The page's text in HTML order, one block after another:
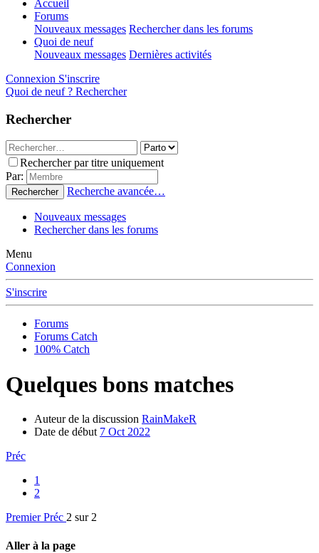
Accueil
Forums
Nouveaux messages Rechercher dans les forums
Quoi de neuf
Nouveaux messages Dernières activités
Connexion S'inscrire
Quoi de neuf ? Rechercher
Rechercher
Rechercher par titre uniquement
Par:
Rechercher Recherche avancée…
Nouveaux messages
Rechercher dans les forums
Menu
Connexion
S'inscrire
Forums
Forums Catch
100% Catch
Quelques bons matches
Auteur de la discussion RainMakeR
Date de début 7 Oct 2022
Préc
1
2
Premier Préc 2 sur 2
Aller à la page